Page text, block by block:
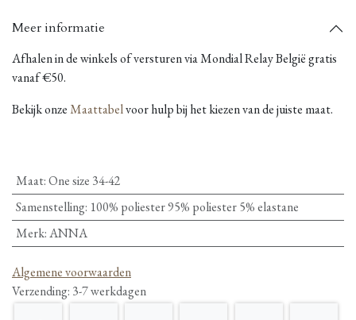
Meer informatie
Afhalen in de winkels of versturen via Mondial Relay België gratis
vanaf €50.
Bekijk onzeMaattabelvoor hulp bij het kiezen van de juiste maat.
Maat:One size 34-42
Samenstelling: 100% poliester 95% poliester 5% elastane
Merk:ANNA
Algemene voorwaarden
Verzending: 3-7 werkdagen